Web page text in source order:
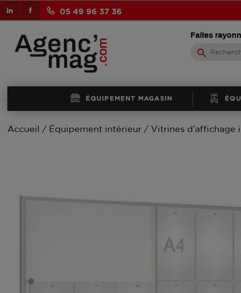
05 49 96 37 36
Facebook
LinkedIn
Faites
search
ÉQUIPEMENT MAGASIN
Accueil Équipement intérieur Vitrines d’affichage